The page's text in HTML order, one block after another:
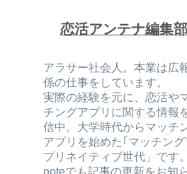
恋活アンテナ編集部
アラサー社会人。本業は広
係の仕事をしています。
実際の経験を元に、恋活や
チングアプリに関する情報
信中。大学時代からマッチ
アプリを始めた｢マッチング
プリネイティブ世代」です。
noteでも記事の更新をお知